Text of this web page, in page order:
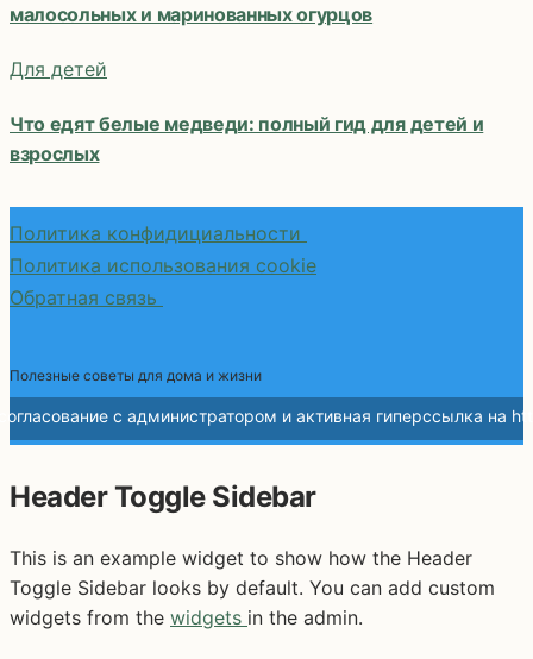
малосольных и маринованных огурцов
Для детей
Что едят белые медведи: полный гид для детей и
взрослых
Политика конфидициальности
Политика использования cookie
Обратная связь
Полезные советы для дома и жизни
Header Toggle Sidebar
This is an example widget to show how the Header
Toggle Sidebar looks by default. You can add custom
widgets from the widgets in the admin.